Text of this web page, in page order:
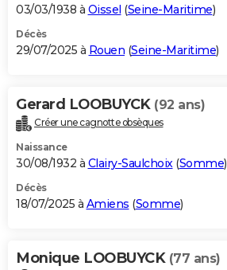
GUIDES D'ACHAT
BONS PLANS
Carte de Noël
Carte Bonne année
Carte Saint-Valentin
Carte Pâques
Carte d'anniversaire
DICTIONNAIRE
Dictionnaire
Biographies
Citations
Expressions
Proverbes
PROGRAMME TV
S'inscrire
Se connecter
Lycées
Collèges
Primaires
Universités
Entreprises
Service militaire
Avis de recherche
AVIS DE DÉCÈS
03/03/1938 à Oissel (Seine-Maritime)
Décès
29/07/2025 à Rouen (Seine-Maritime)
Gerard LOOBUYCK (92 ans)
Créer une cagnotte obsèques
Naissance
30/08/1932 à Clairy-Saulchoix(Somme)
Décès
18/07/2025 à Amiens (Somme)
Monique LOOBUYCK (77 ans)